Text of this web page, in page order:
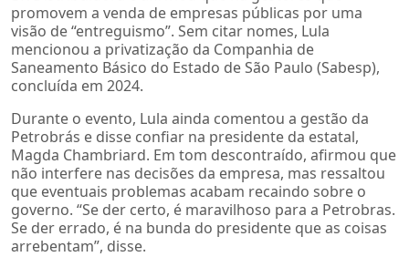
promovem a venda de empresas públicas por uma
visão de “entreguismo”. Sem citar nomes, Lula
mencionou a privatização da Companhia de
Saneamento Básico do Estado de São Paulo (Sabesp),
concluída em 2024.
Durante o evento, Lula ainda comentou a gestão da
Petrobrás e disse confiar na presidente da estatal,
Magda Chambriard. Em tom descontraído, afirmou que
não interfere nas decisões da empresa, mas ressaltou
que eventuais problemas acabam recaindo sobre o
governo. “Se der certo, é maravilhoso para a Petrobras.
Se der errado, é na bunda do presidente que as coisas
arrebentam”, disse.